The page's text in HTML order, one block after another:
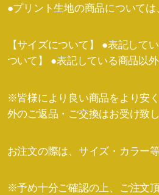
●プリント生地の商品について
【サイズについて】 ●表記して
ついて】 ●表記している商品以
※皆様により良い商品をより安
外のご返品・ご交換はお受け致
お注文の際は、サイズ・カラー
※予め十分ご確認の上、ご注文